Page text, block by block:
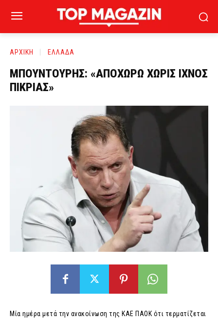
ΑΡΧΙΚΗ ΕΛΛΑΔΑ
ΜΠΟΥΝΤΟΥΡΗΣ: «ΑΠΟΧΩΡΩ ΧΩΡΙΣ ΙΧΝΟΣ
ΠΙΚΡΙΑΣ»
Mία ημέρα μετά την ανακοίνωση της ΚΑΕ ΠΑΟΚ ότι τερματίζεται